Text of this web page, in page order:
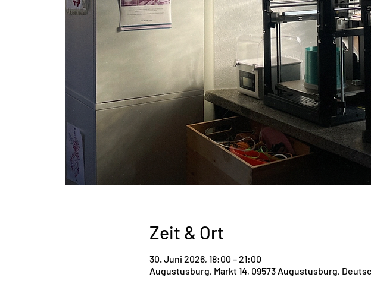
Zeit & Ort
30. Juni 2026, 18:00 – 21:00
Augustusburg, Markt 14, 09573 Augustusburg,